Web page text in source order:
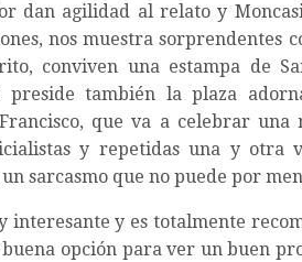
dan agilidad al relato y
nos muestra sorprendentes
conviven una estampa de
preside también la plaza
que va a celebrar
y repetidas una y otra
sarcasmo que no puede por
interesante y es totalmente
buena opción para ver un buen